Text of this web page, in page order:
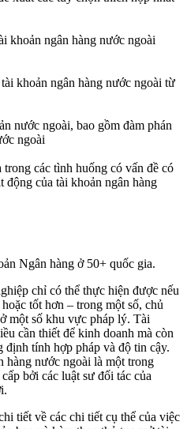
khoản ngân hàng nước ngoài
khoản ngân hàng nước ngoài từ
nước ngoài, bao gồm đàm phán
ngoài
các tình huống có vấn đề có
động của tài khoản ngân hàng
Ngân hàng ở 50+ quốc gia.
chỉ có thể thực hiện được nếu
tốt hơn – trong một số, chủ
một số khu vực pháp lý. Tài
cần thiết để kinh doanh mà còn
tính hợp pháp và độ tin cậy.
hàng nước ngoài là một trong
bởi các luật sư đối tác của
tiết về các chi tiết cụ thể của việc